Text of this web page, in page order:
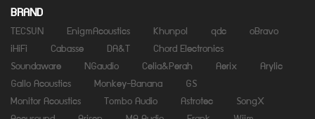
BRAND
TECSUN EnigmAcoustics Khunpol qdc
oBravo
iHiFi
Cabasse DA&T
Chord Electronics
Soundaware
NGaudio Celia&Perah Aerix
Arylic
Gallo Acoustics
Monkey-Banana
GS
Monitor Acoustics
Tombo Audio Astrotec
SongX